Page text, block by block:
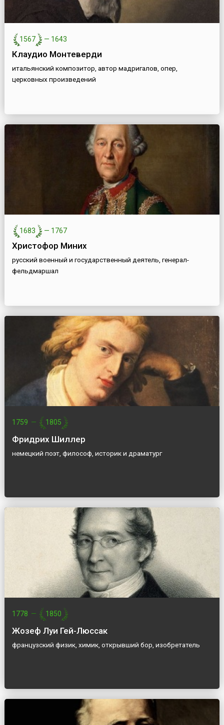
1567 — 1643
Клаудио Монтеверди
итальянский композитор, автор мадригалов, опер,
церковных произведений
1683 — 1767
Христофор Миних
русский военный и государственный деятель, генерал-
фельдмаршал
1759 — 1805
Фридрих Шиллер
немецкий поэт, философ, историк и драматург
1778 — 1850
Жозеф Луи Гей-Люссак
французский физик, химик, открывший бор, изобретатель